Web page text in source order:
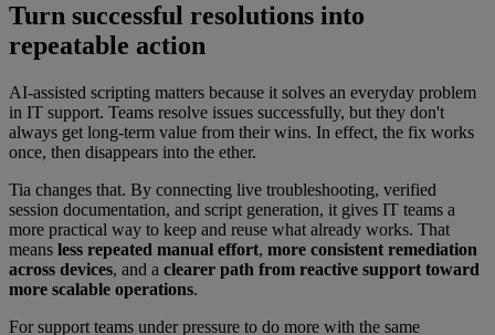
Turn successful resolutions into
repeatable action
AI-assisted scripting matters because it solves an everyday problem
in IT support. Teams resolve issues successfully, but they don't
always get long-term value from their wins. In effect, the fix works
once, then disappears into the ether.
Tia changes that. By connecting live troubleshooting, verified
session documentation, and script generation, it gives IT teams a
more practical way to keep and reuse what already works. That
means less repeated manual effort, more consistent remediation
across devices, and a clearer path from reactive support toward
more scalable operations.
For support teams under pressure to do more with the same